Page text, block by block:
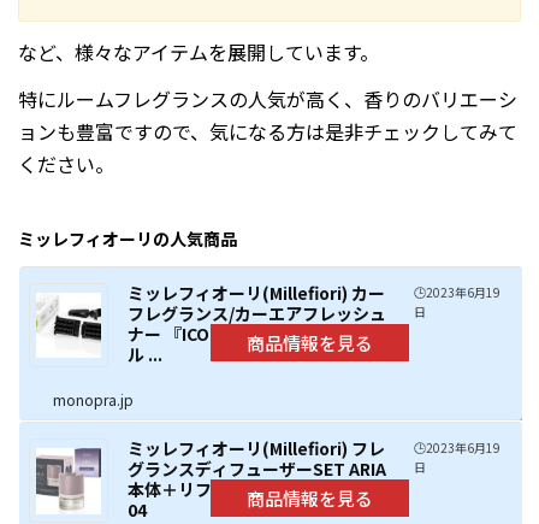
など、様々なアイテムを展開しています。
特にルームフレグランスの人気が高く、香りのバリエーシ
ョンも豊富ですので、気になる方は是非チェックしてみて
ください。
ミッレフィオーリの人気商品
ミッレフィオーリ(Millefiori) カー
フレグランス/カーエアフレッシュ
ナー 『ICON(アイコン)』 リフィ
ル ...
🕒️2023年6月19
日
monopra.jp
ミッレフィオーリ(Millefiori) フレ
グランスディフューザーSET ARIA
本体＋リフィル キームン ARIA-S-
04
🕒️2023年6月19
日